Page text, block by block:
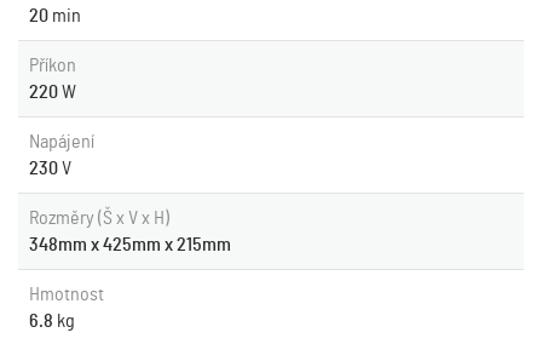
20 min
Příkon
220W
Napájení
230V
Rozměry (Š x V x H)
348mm x 425mm x 215mm
Hmotnost
6.8 kg